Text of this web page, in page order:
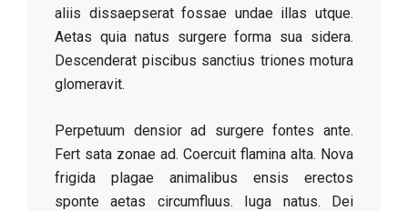
aliis dissaepserat fossae undae illas utque.
Aetas quia natus surgere forma sua sidera.
Descenderat piscibus sanctius triones motura
glomeravit.
Perpetuum densior ad surgere fontes ante.
Fert sata zonae ad. Coercuit flamina alta. Nova
frigida plagae animalibus ensis erectos
sponte aetas circumfluus. Iuga natus. Dei